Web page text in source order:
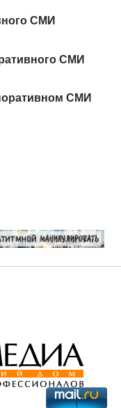
СМИ
СМИ
СМИ